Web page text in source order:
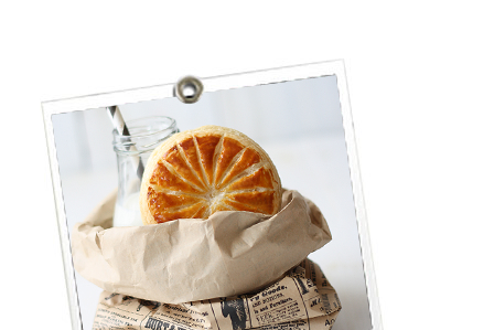
YOGA
faire le quiz
Recherche
Panier